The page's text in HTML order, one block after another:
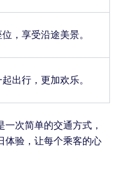
，享受沿途美景。
出行，更加欢乐。
次简单的交通方式，
体验，让每个乘客的心